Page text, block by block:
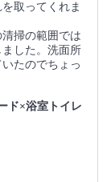
取ってくれま
掃の範囲では
した。洗面所
たのでちょっ
ド×浴室トイレ